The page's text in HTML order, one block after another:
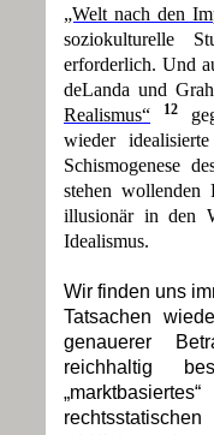
„Welt nach den
soziokulturelle
erforderlich. Und
deLanda und
Realismus“
12
wieder
Schismogenese
stehen wollenden
illusionär in den
Idealismus.
Wir finden uns
Tatsachen
genauerer
reichhaltig